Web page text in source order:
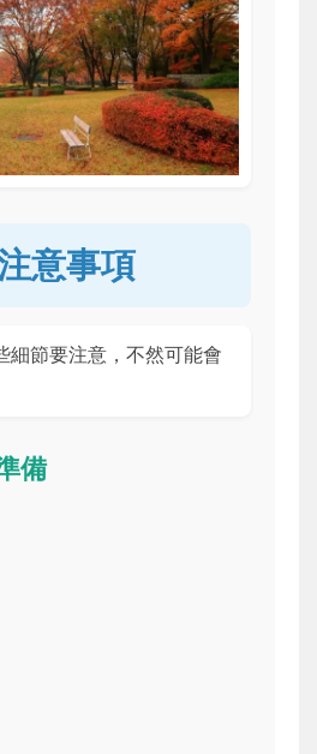
意事項
細節要注意，不然可能會
備